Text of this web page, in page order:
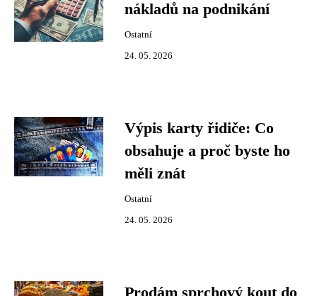
nákladů na podnikání
Ostatní
24. 05. 2026
Výpis karty řidiče: Co
obsahuje a proč byste ho
měli znát
Ostatní
24. 05. 2026
Prodám sprchový kout do